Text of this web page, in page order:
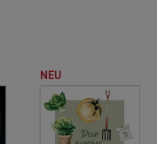
NEU